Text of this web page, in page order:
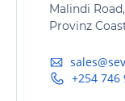
Malindi
Provinz
+254 746